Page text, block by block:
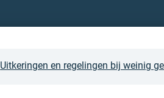
Uitkeringen en regelingen bij weinig